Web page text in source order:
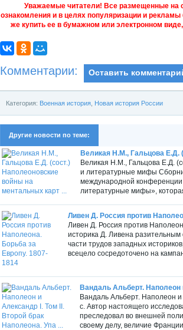
Уважаемые читатели! Все размещенные на
ознакомления и в целях популяризации и
же купить ее в бумажном или электронном
Комментарии: Оставить
Категория: Военная история Новая история России
Другие новости по теме:
Великая Н.М., Гальцова Е.Д.
Великая Н.М., Гальцова Е.Д.
и литературные мифы
международной конференции
литературные мифы»,
Ливен Д. Россия против
Ливен Д. Россия против
историка Д. Ливена
части трудов западных
всецело сосредоточено на
Вандаль Альберт. Наполеон
Вандаль Альберт. Наполеон
с. Автор настоящего
преследовал во внешней
своему делу, величие